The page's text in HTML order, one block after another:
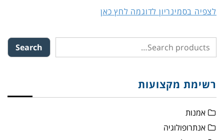
לצפיה בסמינריון לדוגמה לחץ כאן
Search
רשימת מקצועות
אמנות
אנתרופולוגיה